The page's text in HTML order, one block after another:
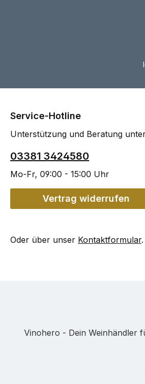
Service-Hotline
Unterstützung und Beratung
03381 3424580
Mo-Fr, 09:00 - 15:00 Uhr
Vertrag widerrufen
Oder über unser Kontaktformular.
Vinohero - Dein Weinhändler